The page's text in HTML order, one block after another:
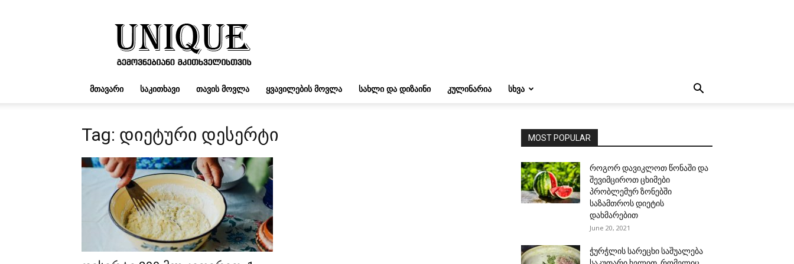
UNIQUE.GE
ᲛᲗᲐᲕᲐᲠᲘ ᲡᲐᲙᲘᲗᲮᲐᲕᲘ ᲗᲐᲕᲘᲡ ᲛᲝᲕᲚᲐ ᲧᲕᲐᲕᲘᲚᲔᲑᲘᲡ ᲛᲝᲕᲚᲐ ᲡᲐᲮᲚᲘ ᲓᲐ ᲓᲘᲖᲐᲘᲜᲘ ᲙᲣᲚᲘᲜᲐᲠᲘᲐ ᲡᲮᲕᲐ
Tag: დიეტური დესერტი MOST POPULAR
როგორ დავიკლოთ წონაში და
შევიმციროთ ცხიმები
პრობლემურ ზონებში
საზამთროს დიეტის
დახმარებით
June 20, 2021
ჭურჭლის სარეცხი საშუალება